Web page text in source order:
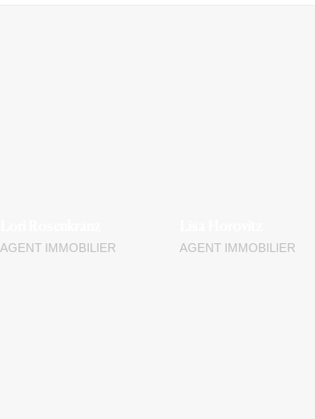
AGENT IMMOBILIER AGENT IMMOBILIER